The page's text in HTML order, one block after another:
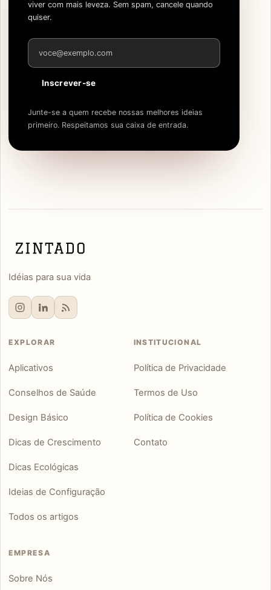
viver com mais leveza. Sem spam, cancele quando
quiser.
Endereço de e-mail
Inscrever-se
Junte-se a quem recebe nossas melhores ideias
primeiro. Respeitamos sua caixa de entrada.
Idéias para sua vida
EXPLORAR
Aplicativos
Conselhos de Saúde
Design Básico
Dicas de Crescimento
Dicas Ecológicas
Ideias de Configuração
Todos os artigos
INSTITUCIONAL
Política de Privacidade
Termos de Uso
Política de Cookies
Contato
EMPRESA
Sobre Nós